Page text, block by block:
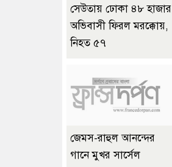
সেউতায় ঢোকা ৪৮ হাজার
অভিবাসী ফিরল মরক্কোয়,
নিহত ৫৭
জেমস-রাহুল আনন্দের
গানে মুখর সার্সেল